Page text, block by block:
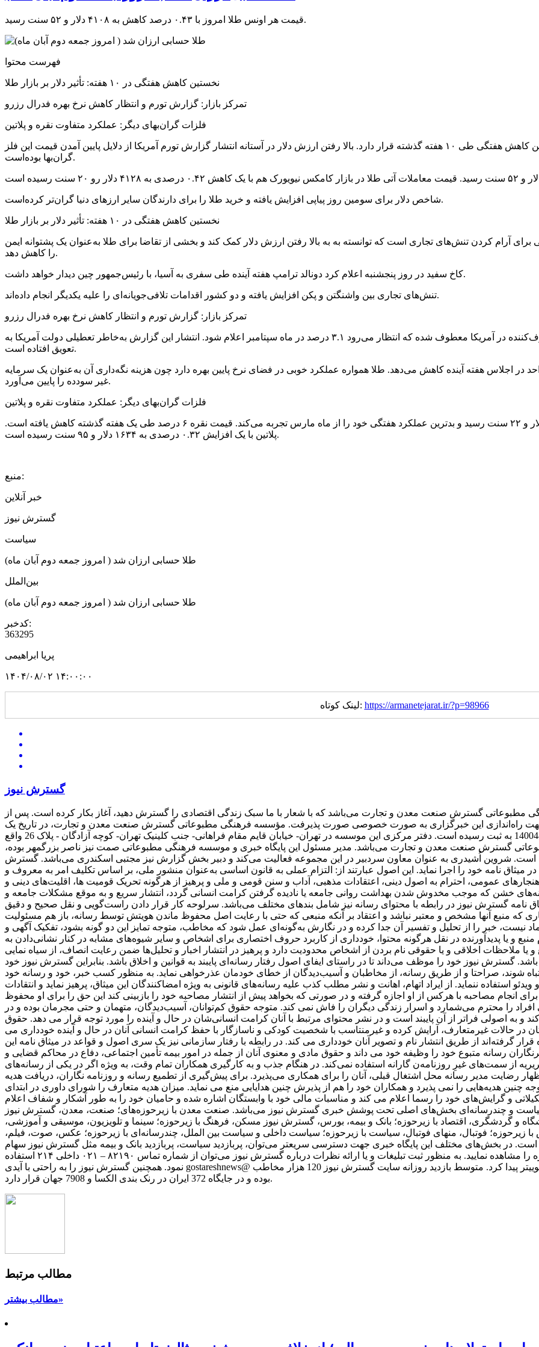
قیمت هر اونس طلا امروز با ۰.۴۳ درصد کاهش به ۴۱۰۸ دلار و ۵۲ سنت رسید.
فهرست محتوا
نخستین کاهش هفتگی در ۱۰ هفته: تأثیر دلار بر بازار طلا
تمرکز بازار: گزارش تورم و انتظار کاهش نرخ بهره فدرال رزرو
فلزات گران‌بهای دیگر: عملکرد متفاوت نقره و پلاتین
قیمت طلا در معاملات روز جمعه کاهش یافته و در آستانه اولین کاهش هفتگی طی ۱۰ هفته گذشته قرار دارد. بالا رفتن ارزش دلار در آستانه انتشار گزارش تورم آمریکا از دلایل پایین آمدن قیمت این فلز
گران‌بها بوده‌است.
شاخص دلار برای سومین روز پیاپی افزایش یافته و خرید طلا را برای دارندگان سایر ارزهای دنیا گران‌تر کرده‌است.
نخستین کاهش هفتگی در ۱۰ هفته: تأثیر دلار بر بازار طلا
برای آرام کردن تنش‌های تجاری است که توانسته به به بالا رفتن ارزش دلار کمک کند و بخشی از تقاضا برای طلا به‌عنوان یک پشتوانه ایمن
را کاهش دهد.
کاخ سفید در روز پنجشنبه اعلام کرد دونالد ترامپ هفته آینده طی سفری به آسیا، با رئیس‌جمهور چین دیدار خواهد داشت.
تنش‌های تجاری بین واشنگتن و پکن افزایش یافته و دو کشور اقدامات تلافی‌جویانه‌ای را علیه یکدیگر انجام داده‌اند.
تمرکز بازار: گزارش تورم و انتظار کاهش نرخ بهره فدرال رزرو
تمرکز سرمایه‌گذاران درحال‌حاضر بر گزارش شاخص قیمت مصرف‌کننده در آمریکا معطوف شده که انتظار می‌رود ۳.۱ درصد در ماه سپتامبر اعلام شود. انتشار این گزارش به‌خاطر تعطیلی دولت آمریکا به
تعویق افتاده است.
حالا تقریباً مطمئن هستند فدرال رزرو آمریکا نرخ بهره را ۲۵ واحد در اجلاس هفته آینده کاهش می‌دهد. طلا همواره عملکرد خوبی در فضای نرخ پایین بهره دارد چون هزینه نگه‌داری آن به‌عنوان یک سرمایه
غیر سودده را پایین می‌آورد.
فلزات گران‌بهای دیگر: عملکرد متفاوت نقره و پلاتین
در میان سایر فلزات گران‌بها، نقره با ۰.۹۹ درصد کاهش به ۴۸ دلار و ۲۲ سنت رسید و بدترین عملکرد هفتگی خود را از ماه مارس تجربه می‌کند. قیمت نقره ۶ درصد طی یک هفته گذشته کاهش یافته است.
پلاتین با یک افزایش ۰.۳۲ درصدی به ۱۶۳۴ دلار و ۹۵ سنت رسیده است.
منبع:
خبر آنلاین
گسترش نیوز
سیاست
طلا حسابی ارزان شد ( امروز جمعه دوم آبان ماه)
بین‌الملل
طلا حسابی ارزان شد ( امروز جمعه دوم آبان ماه)
کدخبر:
363295
پریا ابراهیمی
۱۴۰۴/۰۸/۰۲ ۱۴:۰۰:۰۰
لینک کوتاه: https://armanetejarat.ir/?p=98966
گسترش نیوز
مطبوعاتی گسترش صنعت معدن و تجارت می‌باشد که با شعار با ما سبک زندگی اقتصادی را گسترش دهید، آغاز بکار کرده است. پس از
راه‌اندازی این خبرگزاری به صورت خصوصی صورت پذیرفت. مؤسسه فرهنگی مطبوعاتی گسترش صنعت معدن و تجارت، در تاریخ یک
اردیبهشت سال 1394 به شماره ثبت 35854 و شناسه ملی 14004862024 به ثبت رسیده است. دفتر مرکزی این موسسه در تهران- خیابان قایم مقام فراهانی- جنب کلینیک تهران- کوچه آزادگان - پلاک 26 واقع
گسترش صنعت معدن و تجارت می‌باشد. مدیر مسئول این پایگاه خبری و موسسه فرهنگی مطبوعاتی صمت نیز ناصر بزرگمهر بوده،
شروین اُشیدری به عنوان معاون سردبیر در این مجموعه فعالیت می‌کند و دبیر بخش گزارش نیز مجتبی اسکندری می‌باشد. گسترش
نامه خود را اجرا نماید. این اصول عبارتند از: التزام عملی به قانون اساسی به‌عنوان منشور ملی، بر اساس تکلیف امر به‌ معروف و
عمومی، احترام به اصول دینی، اعتقادات مذهبی، آداب و سنن قومی و ملی و ‌پرهیز از هرگونه تحریک قومیت ‌ها، اقلیت‌های دینی و
خشن که موجب مخدوش شدن بهداشت روانی جامعه یا نادیده گرفتن کرامت انسانی گردد، انتشار سریع و به‌ موقع مشکلات جامعه و
نامه گسترش نیوز در رابطه با محتوای رسانه نیز شامل بندهای مختلف می‌باشد. سرلوحه کار قرار دادن راست‌گویی و نقل صحیح و دقیق
که منبع آنها مشخص و معتبر نباشد و اعتقاد بر آنکه منبعی که حتی با رعایت اصل محفوظ ماندن هویتش توسط رسانه، باز هم مسئولیت
نیست، خبر را از تحلیل و تفسیر آن جدا کرده و در نگارش به‌گونه‌ای عمل شود که مخاطب، متوجه تمایز این دو گونه بشود، تفکیک آگهی و
و یا پدیدآورنده در نقل هرگونه محتوا، خودداری از کاربرد حروف اختصاری برای اشخاص و سایر شیوه‌های مشابه در کنار نشانی‌دادن به
یا ملاحظات اخلاقی و یا حقوقی نام بردن از اشخاص محدودیت دارد و پرهیز در انتشار اخبار و تحلیل‌ها ضمن رعایت انصاف، از سیاه ‌نمایی
گسترش نیوز خود را موظف می‌داند تا در راستای ایفای اصول رفتار رسانه‌ای پایبند به قوانین و اخلاق باشد. بنابراین گسترش نیوز خود
شوند، صراحتا و از طریق رسانه، از مخاطبان و آسیب‌دیدگان از خطای خودمان عذرخواهی نماید. به منظور کسب خبر، خود و رسانه خود
استفاده ننماید. از ایراد اتهام، اهانت و نشر مطلب کذب علیه رسانه‌های قانونی به ‌ویژه امضاکنندگان این میثاق، پرهیز نماید و انتقادات‌
انجام مصاحبه با هرکس از او اجازه گرفته و در صورتی که بخواهد پیش از انتشار مصاحبه خود را بازبینی کند این حق را برای او محفوظ
را محترم می‌شمارد و اسرار زندگی دیگران را فاش نمی کند. متوجه حقوق کم‌توانان، آسیب‌دیدگان، متهمان و حتی مجرمان بوده و در
و به اصولی فراتر از آن پایبند است و در نشر محتوای مرتبط با آنان کرامت انسانی‌شان در حال و آینده را مورد توجه قرار می دهد. حقوق
در حالات غیرمتعارف، آرایش کرده و غیرمنتاسب با شخصیت کودکی و ناسازگار با حفظ کرامت انسانی آنان در حال و آینده خودداری می
گرفته‌اند از طریق انتشار نام و تصویر آنان خودداری می کند. در رابطه با رفتار سازمانی نیز یک سری اصول و قواعد در میثاق نامه این
رسانه متبوع خود را وظیفه خود می داند و حقوق مادی و معنوی آنان از جمله در امور بیمه تأمین اجتماعی، دفاع در محاکم قضایی و
از سمت‌های غیرِ روزنامه‌ن گارانه استفاده نمی‌کند. در هنگام جذب و به کارگیری همکاران تمام وقت، به ‌ویژه اگر در یکی از رسانه‌های
رضایت مدیر رسانه محل اشتغال قبلی، آنان را برای همکاری می‌پذیرد. برای پیش‌گیری از تطمیع رسانه و روزنامه ‌نگاران، دریافت هدیه
چنین هدیه‌هایی را نمی پذیرد و همکاران خود را هم از پذیرش چنین هدایایی منع می نماید. میزان هدیه متعارف را شورای داوری در ابتدای
و گرایش‌های خود را رسما اعلام می کند و مناسبات مالی خود با وابستگان اشاره شده و حامیان خود را به ‌طور آشکار و شفاف اعلام
و چندرسانه‌ای بخش‌های اصلی تحت پوشش خبری گسترش نیوز می‌باشد. صنعت معدن با زیرحوزه‌های؛ صنعت، معدن، گسترش نیوز
و گردشگری، اقتصاد با زیرحوزه؛ بانک و بیمه، بورس، گسترش نیوز مسکن، فرهنگ با زیرحوزه؛ سینما و تلویزیون، موسیقی و آموزشی،
زیرحوزه؛ فوتبال، منهای فوتبال، سیاست با زیرحوزه؛ سیاست داخلی و سیاست بین الملل، چندرسانه‌ای با زیرحوزه؛ عکس، صوت، فیلم،
است. در بخش‌های مختلف این پایگاه خبری جهت دسترسی سریعتر می‌توان، پربازدید سیاست، پربازدید بانک و بیمه مثل گسترش نیوز سهام
عدالت، پربازدید فیلم، پربازدید خودرو، پیشنهاد سردبیر و گزارش ویژه را مشاهده نمایید. به منظور ثبت تبلیغات و یا ارائه نظرات درباره گسترش نیوز می‌توان از شماره تماس ۸۲۱۹۰ – ۰۲۱ داخلی ۲۱۴ استفاده
نمود. همچنین گسترش نیوز را به راحتی با آیدی gostareshnews@ در شبکه‌های اجتماعی مانند آپارات، یوتیوب، تلگرام، اینستاگرام و توییتر پیدا کرد. متوسط بازدید روزانه سایت گسترش نیوز 120 هزار مخاطب
بوده و در جایگاه 372 ایران در رنک بندی الکسا و 7908 جهان قرار دارد.
مطالب مرتبط
مطالب بیشتر»